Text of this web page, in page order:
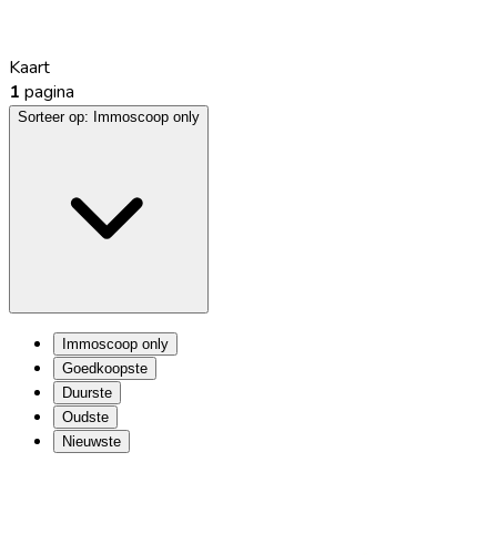
Kaart
1 pagina
Sorteer op: Immoscoop only
Immoscoop only
Goedkoopste
Duurste
Oudste
Nieuwste